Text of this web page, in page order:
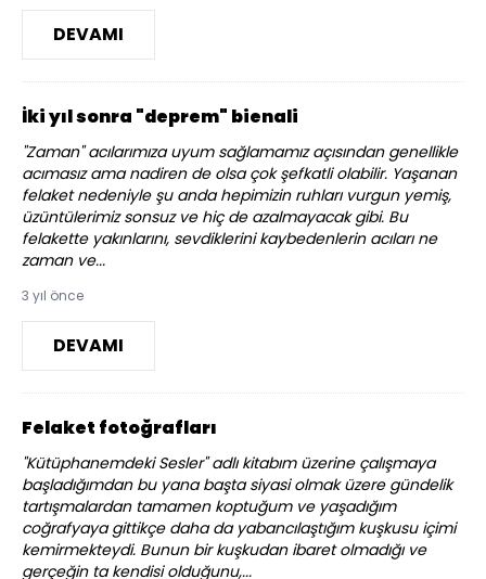
DEVAMI
İki yıl sonra "deprem" bienali
"Zaman" acılarımıza uyum sağlamamız açısından genellikle
acımasız ama nadiren de olsa çok şefkatli olabilir. Yaşanan
felaket nedeniyle şu anda hepimizin ruhları vurgun yemiş,
üzüntülerimiz sonsuz ve hiç de azalmayacak gibi. Bu
felakette yakınlarını, sevdiklerini kaybedenlerin acıları ne
zaman ve...
3 yıl önce
DEVAMI
Felaket fotoğrafları
"Kütüphanemdeki Sesler" adlı kitabım üzerine çalışmaya
başladığımdan bu yana başta siyasi olmak üzere gündelik
tartışmalardan tamamen koptuğum ve yaşadığım
coğrafyaya gittikçe daha da yabancılaştığım kuşkusu içimi
kemirmekteydi. Bunun bir kuşkudan ibaret olmadığı ve
gerçeğin ta kendisi olduğunu,...